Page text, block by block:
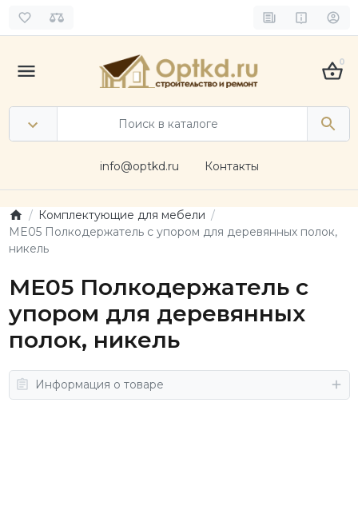
0
info@optkd.ru Контакты
Комплектующие для мебели
ME05 Полкодержатель с упором для деревянных полок,
никель
ME05 Полкодержатель с
упором для деревянных
полок, никель
Информация о товаре